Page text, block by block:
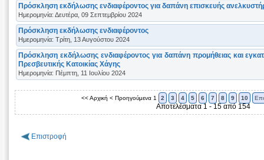
Πρόσκληση εκδήλωσης ενδιαφέροντος για δαπάνη επισκευής
Ημερομηνία: Δευτέρα, 09 Σεπτεμβρίου 2024
Πρόσκληση εκδήλωσης ενδιαφέροντος
Ημερομηνία: Τρίτη, 13 Αυγούστου 2024
Πρόσκληση εκδήλωσης ενδιαφέροντος για δαπάνη προμήθειας και
Πρεσβευτικής Κατοικίας Χάγης
Ημερομηνία: Πέμπτη, 11 Ιουλίου 2024
<< Αρχική < Προηγούμενα 1 2 3 4 5 6 7 8 9 10
Αποτελέσματα 1 - 15 από 154
Επιστροφή